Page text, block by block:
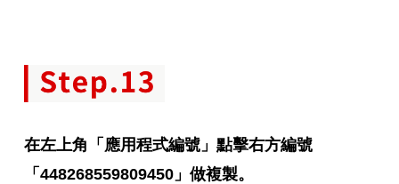
在左上角「應用程式編號」點擊右方編號
「448268559809450」做複製。